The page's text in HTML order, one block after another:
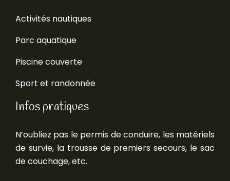
Activités nautiques
Parc aquatique
Piscine couverte
Sport et randonnée
Infos pratiques
N’oubliez pas le permis de conduire, les matériels
de survie, la trousse de premiers secours, le sac
de couchage, etc.